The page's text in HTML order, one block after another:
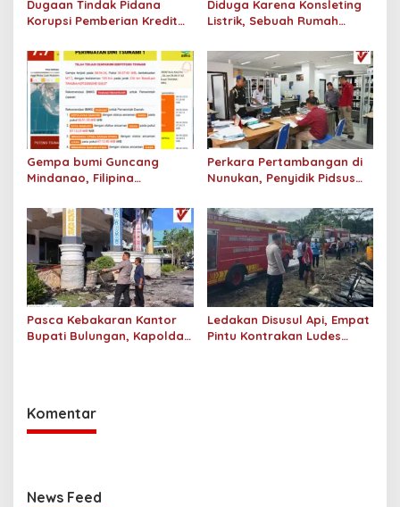
Dugaan Tindak Pidana
Korupsi Pemberian Kredit
Didalami Kejati Kaltara
Diduga Karena Konsleting
Listrik, Sebuah Rumah
Dilalap Si Jago Merah
Gempa bumi Guncang
Mindanao, Filipina
Siaga dan Waspada di
Sejumlah Wilayah di
Indonesia Termasuk
Kaltara
Perkara Pertambangan di
Nunukan, Penyidik Pidsus
Sembilan Saksi
Pasca Kebakaran Kantor
Bupati Bulungan, Kapolda
Ledakan Disusul Api, Empat
Pintu Kontrakan Ludes
Komentar
News Feed